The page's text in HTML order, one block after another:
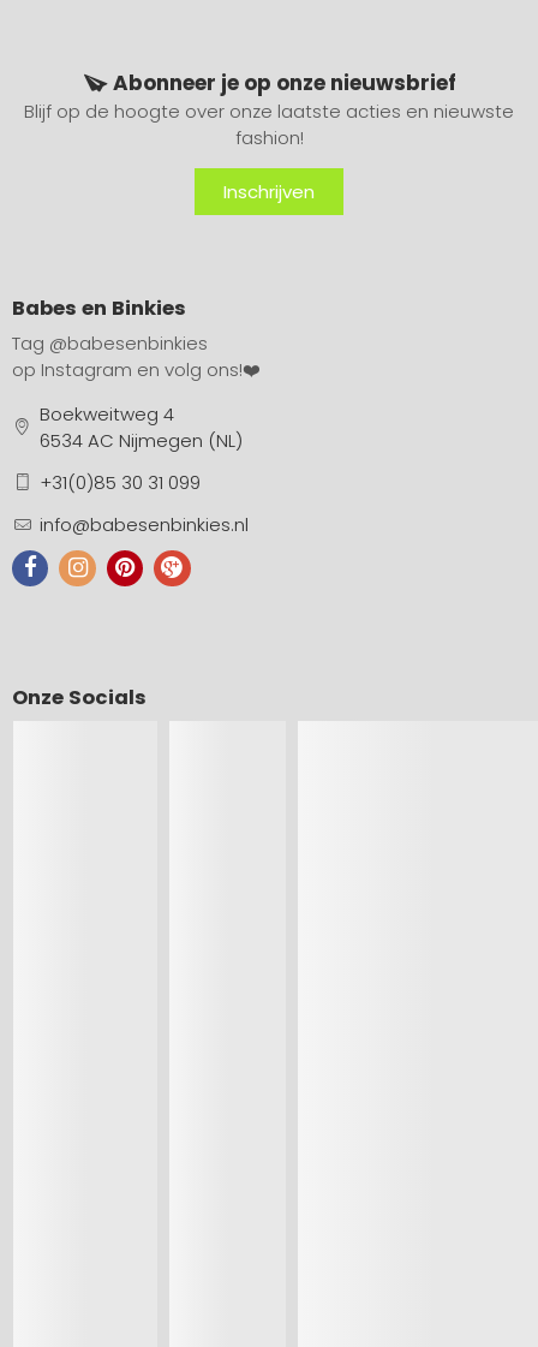
Abonneer je op onze nieuwsbrief
Blijf op de hoogte over onze laatste acties en nieuwste
fashion!
Inschrijven
Babes en Binkies
Tag @babesenbinkies
op Instagram en volg ons!❤️
Boekweitweg 4
6534 AC Nijmegen (NL)
+31(0)85 30 31 099
info@babesenbinkies.nl
Onze Socials